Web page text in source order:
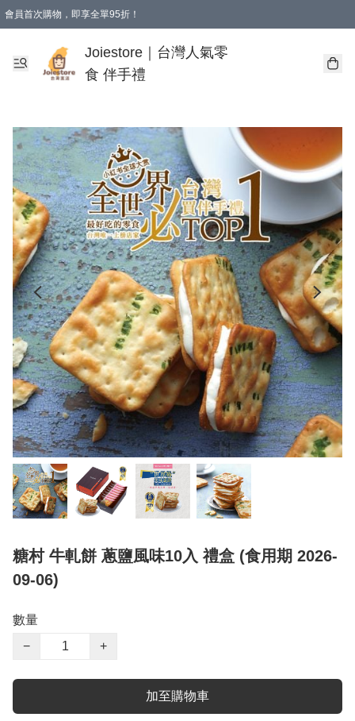
會員首次購物，即享全單95折！
購物滿 HKD 350.00即享免運費優惠！（適用於 本地送貨、本地取貨 )
Joiestore｜台灣人氣零
食 伴手禮
糖村 牛軋餅 蔥鹽風味10入 禮盒 (食用期 2026-
09-06)
數量
−
+
加至購物車